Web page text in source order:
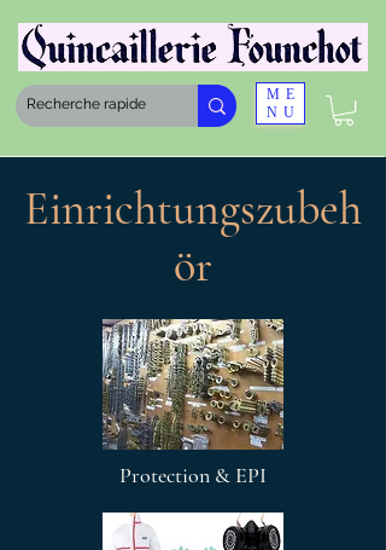
ME
NU
Einrichtungszubeh
ör
Protection & EPI